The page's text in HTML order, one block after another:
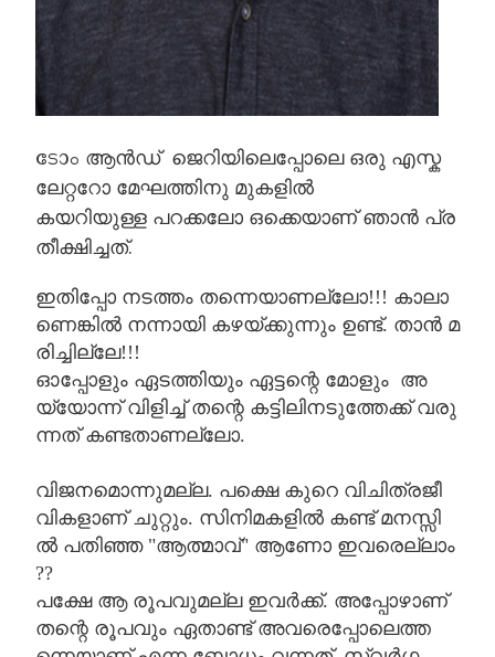
ടോം ആൻഡ് ജെറിയിലെപ്പോലെ ഒരു എസ്ക
ലേറ്ററോ മേഘത്തിനു മുകളിൽ
കയറിയുള്ള പറക്കലോ ഒക്കെയാണ് ഞാൻ പ്ര
തീക്ഷിച്ചത്.
ഇതിപ്പോ നടത്തം തന്നെയാണല്ലോ!!! കാലാ
ണെങ്കിൽ നന്നായി കഴയ്ക്കുന്നും ഉണ്ട്. താൻ മ
രിച്ചില്ലേ!!!
ഓപ്പോളും ഏടത്തിയും ഏട്ടന്റെ മോളും അ
യ്യോന്ന് വിളിച്ച് തന്റെ കട്ടിലിനടുത്തേക്ക് വരു
ന്നത് കണ്ടതാണല്ലോ.
വിജനമൊന്നുമല്ല. പക്ഷെ കുറെ വിചിത്രജീ
വികളാണ് ചുറ്റും. സിനിമകളിൽ കണ്ട് മനസ്സി
ൽ പതിഞ്ഞ"ആത്മാവ്" ആണോ ഇവരെല്ലാം
??
പക്ഷേ ആ രൂപവുമല്ല ഇവർക്ക്. അപ്പോഴാണ്
തന്റെ രൂപവും ഏതാണ്ട് അവരെപ്പോലെത്ത